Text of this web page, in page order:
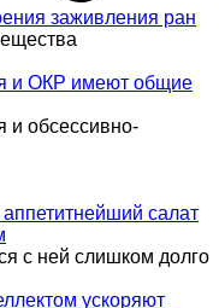
заживления ран
и ОКР имеют общие
и обсессивно-
салат
с ней слишком долго
ускоряют